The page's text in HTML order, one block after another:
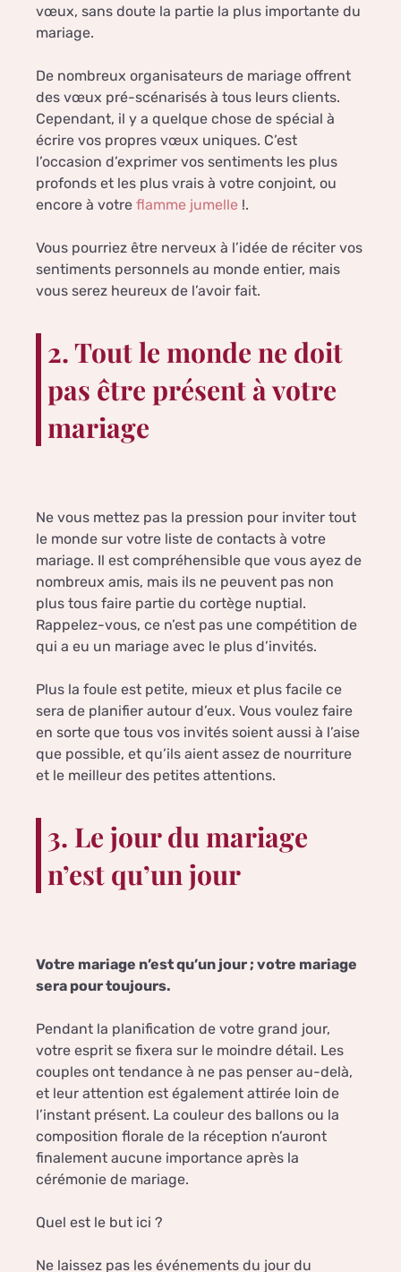
vœux, sans doute la partie la plus importante du
mariage.
De nombreux organisateurs de mariage offrent
des vœux pré-scénarisés à tous leurs clients.
Cependant, il y a quelque chose de spécial à
écrire vos propres vœux uniques. C’est
l’occasion d’exprimer vos sentiments les plus
profonds et les plus vrais à votre conjoint, ou
encore à votre flamme jumelle !.
Vous pourriez être nerveux à l’idée de réciter vos
sentiments personnels au monde entier, mais
vous serez heureux de l’avoir fait.
2. Tout le monde ne doit
pas être présent à votre
mariage
Ne vous mettez pas la pression pour inviter tout
le monde sur votre liste de contacts à votre
mariage. Il est compréhensible que vous ayez de
nombreux amis, mais ils ne peuvent pas non
plus tous faire partie du cortège nuptial.
Rappelez-vous, ce n’est pas une compétition de
qui a eu un mariage avec le plus d’invités.
Plus la foule est petite, mieux et plus facile ce
sera de planifier autour d’eux. Vous voulez faire
en sorte que tous vos invités soient aussi à l’aise
que possible, et qu’ils aient assez de nourriture
et le meilleur des petites attentions.
3. Le jour du mariage
n’est qu’un jour
Votre mariage n’est qu’un jour ; votre mariage
sera pour toujours.
Pendant la planification de votre grand jour,
votre esprit se fixera sur le moindre détail. Les
couples ont tendance à ne pas penser au-delà,
et leur attention est également attirée loin de
l’instant présent. La couleur des ballons ou la
composition florale de la réception n’auront
finalement aucune importance après la
cérémonie de mariage.
Quel est le but ici ?
Ne laissez pas les événements du jour du